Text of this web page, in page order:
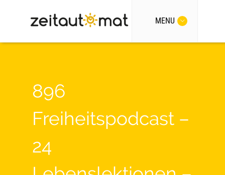
MENU
896
Freiheitspodcast –
24